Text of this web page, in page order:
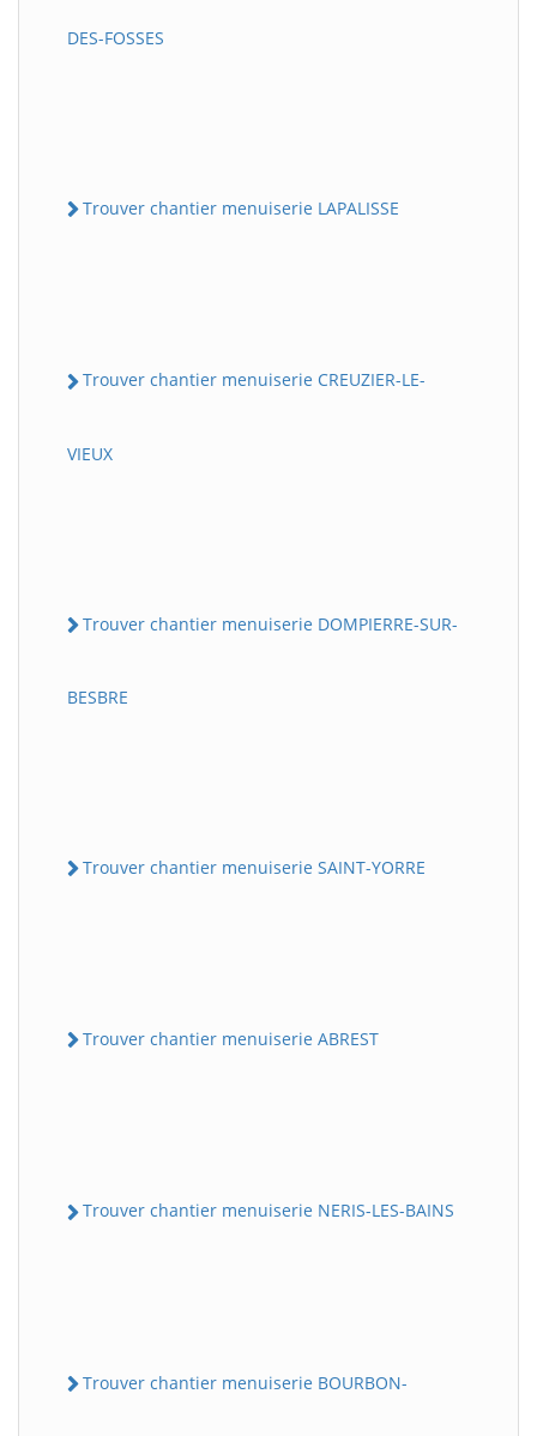
DES-FOSSES
Trouver chantier menuiserie LAPALISSE
Trouver chantier menuiserie CREUZIER-LE-
VIEUX
Trouver chantier menuiserie DOMPIERRE-SUR-
BESBRE
Trouver chantier menuiserie SAINT-YORRE
Trouver chantier menuiserie ABREST
Trouver chantier menuiserie NERIS-LES-BAINS
Trouver chantier menuiserie BOURBON-